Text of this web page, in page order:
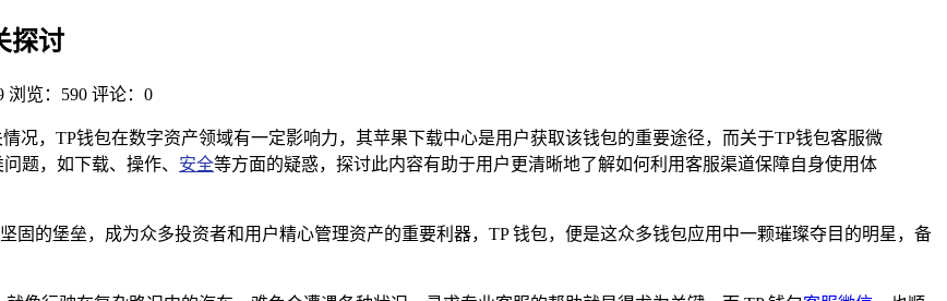
探讨
浏览：590 评论：0
况，TP钱包在数字资产领域有一定影响力，其苹果下载中心是用户获取该钱包的重要途径，而关于TP钱包客服微
题，如下载、操作、 安全等方面的疑惑，探讨此内容有助于用户更清晰地了解如何利用客服渠道保障自身使用体
固的堡垒，成为众多投资者和用户精心管理资产的重要利器，TP 钱包，便是这众多钱包应用中一颗璀璨夺目的明星，备